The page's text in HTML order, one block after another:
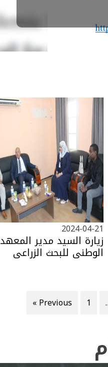
2024-04-21
زيارة السيد مدير المعهد
الوطني للبحث الزراعي
« Previous 1